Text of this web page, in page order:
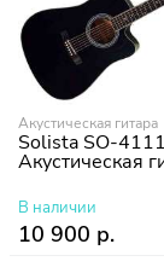
Акустическая гитара
Solista SO-
Акустическая
В наличии
10 900 р.